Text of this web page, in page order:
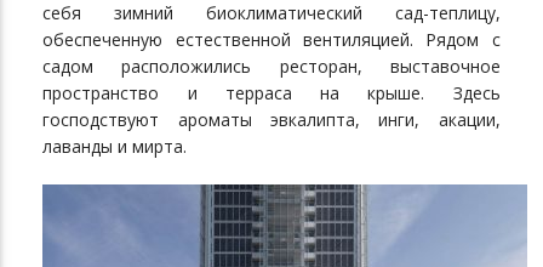
себя зимний биоклиматический сад-теплицу,
обеспеченную естественной вентиляцией. Рядом с
садом расположились ресторан, выставочное
пространство и терраса на крыше. Здесь
господствуют ароматы эвкалипта, инги, акации,
лаванды и мирта.